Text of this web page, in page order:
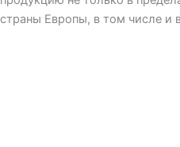
страны Европы, в том числе и